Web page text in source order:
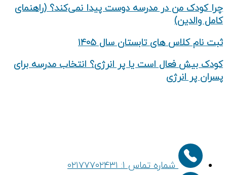
در مدرسه دوست پیدا نمی‌کند؟ (راهنمای
های تابستان سال ۱۴۰۵
است یا پر انرژی؟ انتخاب مدرسه برای
شماره تماس 1: ۰۲۱۷۷۷۰۲۴۳۱